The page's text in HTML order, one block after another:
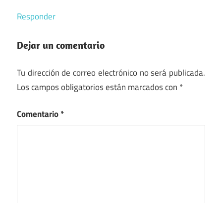
Responder
Dejar un comentario
Tu dirección de correo electrónico no será publicada.
Los campos obligatorios están marcados con *
Comentario*